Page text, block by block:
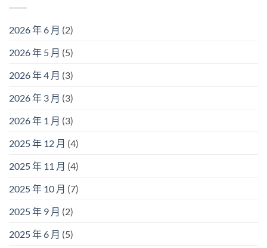
2026 年 6 月 (2)
2026 年 5 月 (5)
2026 年 4 月 (3)
2026 年 3 月 (3)
2026 年 1 月 (3)
2025 年 12 月 (4)
2025 年 11 月 (4)
2025 年 10 月 (7)
2025 年 9 月 (2)
2025 年 6 月 (5)